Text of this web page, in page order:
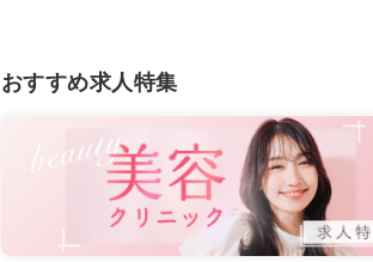
おすすめ求人特集